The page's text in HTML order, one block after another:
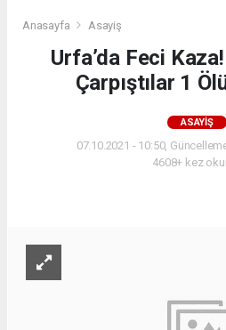
Anasayfa Asayiş
Urfa’da Feci
Çarpıştılar 1
ASAYIŞ
07.10.2021 - 10:50,
4608+ kez